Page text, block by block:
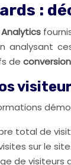
:
analysant
de conversion
total de
sur le site.
de visiteurs